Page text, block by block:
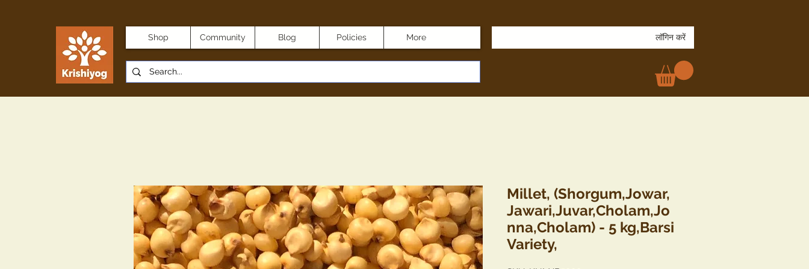
Shop Community Blog Policies More लॉगिन करें
Millet, (Shorgum,Jowar,
Jawari,Juvar,Cholam,Jo
nna,Cholam) - 5 kg,Barsi
Variety,